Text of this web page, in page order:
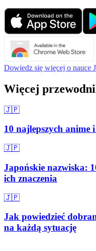
Dowiedz się więcej o nauce
Więcej
🇯🇵
10 najlepszych
🇯🇵
Japońskie nazwiska:
ich znaczenia
🇯🇵
Jak powiedzieć
na każdą sytuację